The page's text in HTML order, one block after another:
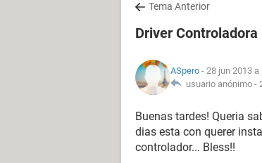
Tema Anterior
Driver
ASpero - 28 jun 2013 a
usuario anónimo -
Buenas tardes! Queria
dias esta con querer
controlador... Bless!!